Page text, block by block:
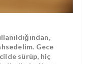
Gece
sürüp, hiç